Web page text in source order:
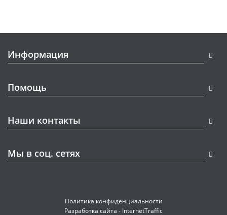
Информация
Помощь
Наши контакты
Мы в соц. сетях
Политика конфиденциальности
Разработка сайта - InternetTraffic